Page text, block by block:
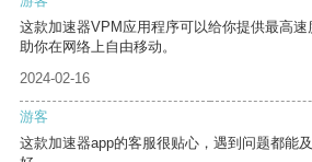
这款加速器VPM应用程序可以给你提供最高
助你在网络上自由移动。
2024-02-16
游客
这款加速器app的客服很贴心，遇到问题都能